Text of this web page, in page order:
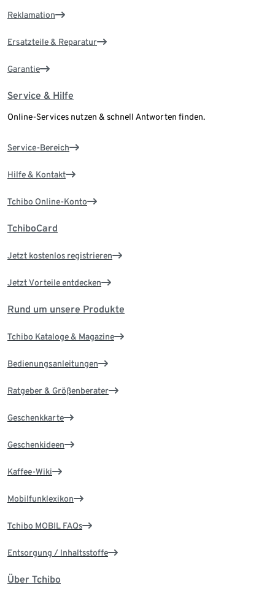
Reklamation
Ersatzteile & Reparatur
Garantie
Service & Hilfe
Online-Services nutzen & schnell Antworten finden.
Service-Bereich
Hilfe & Kontakt
Tchibo Online-Konto
TchiboCard
Jetzt kostenlos registrieren
Jetzt Vorteile entdecken
Rund um unsere Produkte
Tchibo Kataloge & Magazine
Bedienungsanleitungen
Ratgeber & Größenberater
Geschenkkarte
Geschenkideen
Kaffee-Wiki
Mobilfunklexikon
Tchibo MOBIL FAQs
Entsorgung / Inhaltsstoffe
Über Tchibo